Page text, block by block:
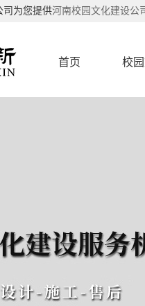
司为您提供河南校园文化建设公
首页 校